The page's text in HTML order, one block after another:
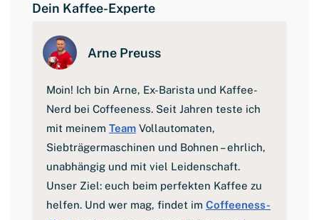
Dein Kaffee-Experte
Arne Preuss
Moin! Ich bin Arne, Ex-Barista und Kaffee-
Nerd bei Coffeeness. Seit Jahren teste ich
mit meinem Team Vollautomaten,
Siebträgermaschinen und Bohnen – ehrlich,
unabhängig und mit viel Leidenschaft.
Unser Ziel: euch beim perfekten Kaffee zu
helfen. Und wer mag, findet im Coffeeness-